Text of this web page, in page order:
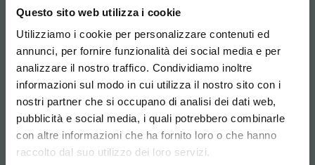
Questo sito web utilizza i cookie
Utilizziamo i cookie per personalizzare contenuti ed
annunci, per fornire funzionalità dei social media e per
analizzare il nostro traffico. Condividiamo inoltre
informazioni sul modo in cui utilizza il nostro sito con i
nostri partner che si occupano di analisi dei dati web,
pubblicità e social media, i quali potrebbero combinarle
con altre informazioni che ha fornito loro o che hanno
raccolto dal suo utilizzo dei loro servizi.
Choose the country you are in and your
language for a better browsing experience
Email
Información requerida
info@orlandelli.it
¡ENTRA EN NUESTRO
MUNDO!
Un pequeño detalle para ti...
5 % de descuentoen tu primer pedido *
2 % de descuento siempreen todas tus